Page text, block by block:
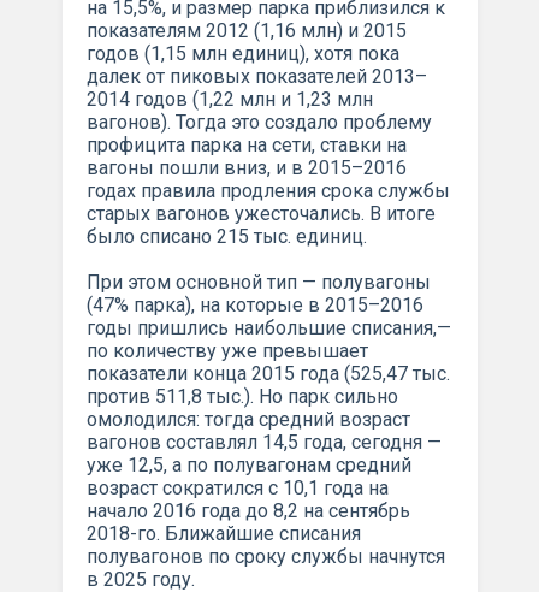
на 15,5%, и размер парка приблизился к
показателям 2012 (1,16 млн) и 2015
годов (1,15 млн единиц), хотя пока
далек от пиковых показателей 2013–
2014 годов (1,22 млн и 1,23 млн
вагонов). Тогда это создало проблему
профицита парка на сети, ставки на
вагоны пошли вниз, и в 2015–2016
годах правила продления срока службы
старых вагонов ужесточались. В итоге
было списано 215 тыс. единиц.
При этом основной тип — полувагоны
(47% парка), на которые в 2015–2016
годы пришлись наибольшие списания,—
по количеству уже превышает
показатели конца 2015 года (525,47 тыс.
против 511,8 тыс.). Но парк сильно
омолодился: тогда средний возраст
вагонов составлял 14,5 года, сегодня —
уже 12,5, а по полувагонам средний
возраст сократился с 10,1 года на
начало 2016 года до 8,2 на сентябрь
2018-го. Ближайшие списания
полувагонов по сроку службы начнутся
в 2025 году.